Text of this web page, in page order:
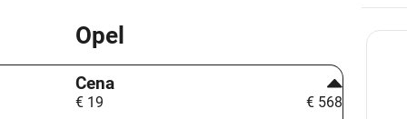
Opel
B
o
č
Cena
€ 19 € 568
V